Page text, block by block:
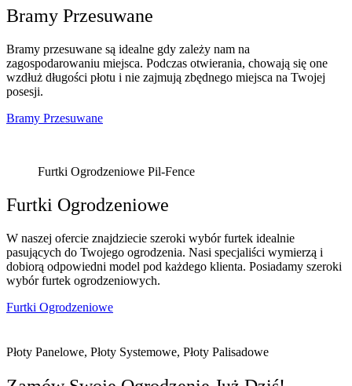
Bramy Przesuwane
Bramy przesuwane są idealne gdy zależy nam na
zagospodarowaniu miejsca. Podczas otwierania, chowają się one
wzdłuż długości płotu i nie zajmują zbędnego miejsca na Twojej
posesji.
Bramy Przesuwane
Furtki Ogrodzeniowe Pil-Fence
Furtki Ogrodzeniowe
W naszej ofercie znajdziecie szeroki wybór furtek idealnie
pasujących do Twojego ogrodzenia. Nasi specjaliści wymierzą i
dobiorą odpowiedni model pod każdego klienta. Posiadamy szeroki
wybór furtek ogrodzeniowych.
Furtki Ogrodzeniowe
Płoty Panelowe, Płoty Systemowe, Płoty Palisadowe